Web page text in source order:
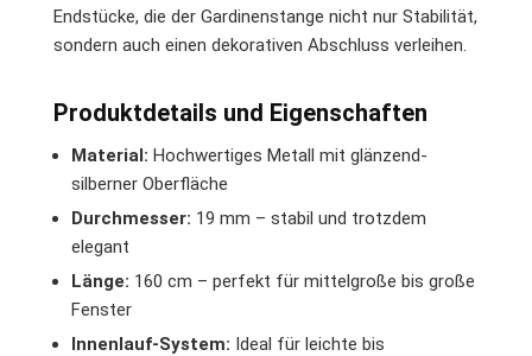
Endstücke, die der Gardinenstange nicht nur Stabilität,
sondern auch einen dekorativen Abschluss verleihen.
Produktdetails und Eigenschaften
Material: Hochwertiges Metall mit glänzend-
silberner Oberfläche
Durchmesser: 19 mm – stabil und trotzdem
elegant
Länge: 160 cm – perfekt für mittelgroße bis große
Fenster
Innenlauf-System: Ideal für leichte bis